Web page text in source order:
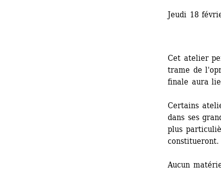
Jeudi 18
Cet atelier
trame de
finale aura
Certains
dans ses
plus
constitueront.
Aucun